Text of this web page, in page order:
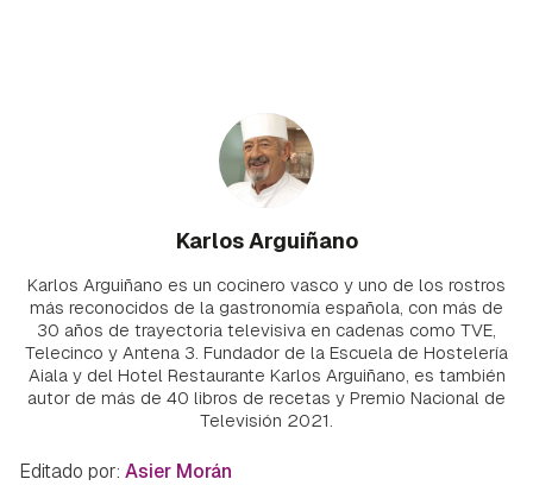
Karlos Arguiñano
Karlos Arguiñano es un cocinero vasco y uno de los rostros
más reconocidos de la gastronomía española, con más de
30 años de trayectoria televisiva en cadenas como TVE,
Telecinco y Antena 3. Fundador de la Escuela de Hostelería
Aiala y del Hotel Restaurante Karlos Arguiñano, es también
autor de más de 40 libros de recetas y Premio Nacional de
Televisión 2021.
Editado por: Asier Morán